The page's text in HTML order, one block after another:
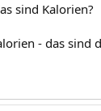
sind Kalorien?
- das sind